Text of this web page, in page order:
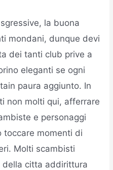
la buona
mondani, dunque devi
dei tanti club prive a
eleganti se ogni
paura aggiunto. In
non molti qui, afferrare
e personaggi
toccare momenti di
Molti scambisti
della citta addirittura